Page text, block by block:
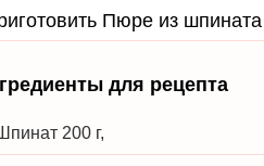
Пюре из шпината
для рецепта
200 г,